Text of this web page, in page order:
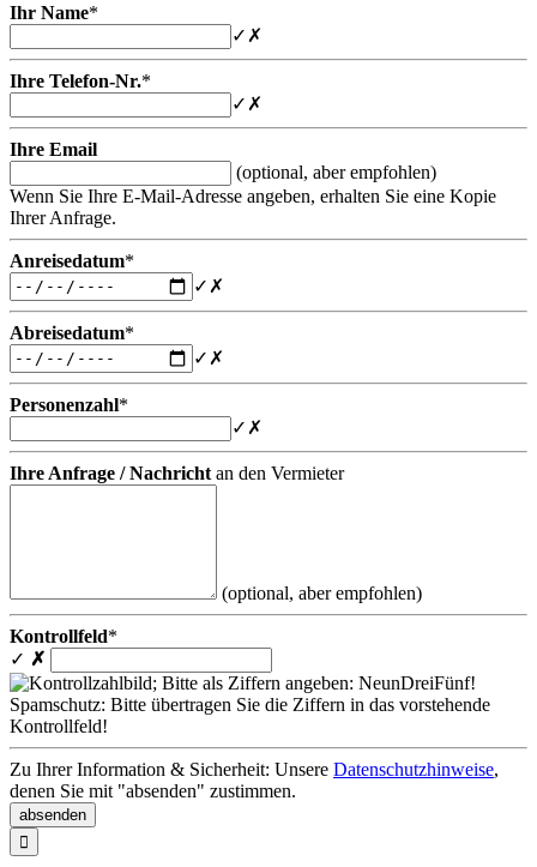
Ihr Name*
✓ ✗
Ihre Telefon-Nr.*
✓ ✗
Ihre Email
(optional, aber empfohlen)
Wenn Sie Ihre E-Mail-Adresse angeben, erhalten Sie eine Kopie
Ihrer Anfrage.
Anreisedatum*
✓ ✗
Abreisedatum*
✓ ✗
Personenzahl*
✓ ✗
Ihre Anfrage / Nachricht an den Vermieter
(optional, aber empfohlen)
Kontrollfeld*
✓ ✗
Spamschutz: Bitte übertragen Sie die Ziffern in das vorstehende
Kontrollfeld!
Zu Ihrer Information & Sicherheit: Unsere Datenschutzhinweise,
denen Sie mit "absenden" zustimmen.
